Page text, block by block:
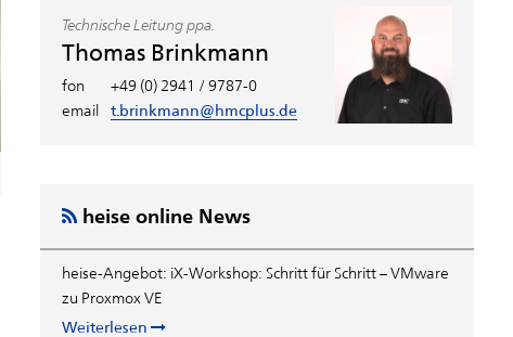
Technische Leitung ppa.
Thomas Brinkmann
fon
+49 (0) 2941 / 9787-0
email
t.brinkmann@hmcplus.de
heise online News
heise-Angebot: iX-Workshop: Schritt für Schritt – VMware
zu Proxmox VE
Weiterlesen